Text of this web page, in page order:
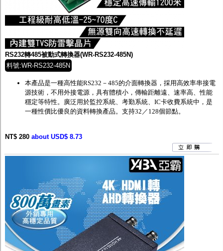
RS232轉485被動式轉換器(WR-RS232-485N)
料號:WR-RS232-485N
本產品是一種高性能RS232 － 485的介面轉換器，採用高效率串接電
源技術，不用外接電源，具有體積小，傳輸距離遠、速率高、性能
穩定等特性。廣泛用於監控系統、考勤系統、 IC卡收費系統中，是
一種性價比優良的資料轉換產品。支持32 ／ 128個節點。
NT$ 280 about USD$ 8.73